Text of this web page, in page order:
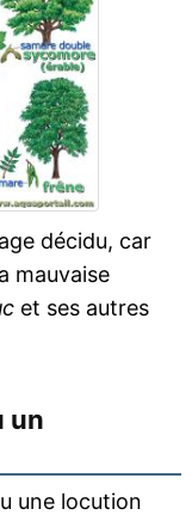
décidu, car
mauvaise
et ses autres
un
une locution